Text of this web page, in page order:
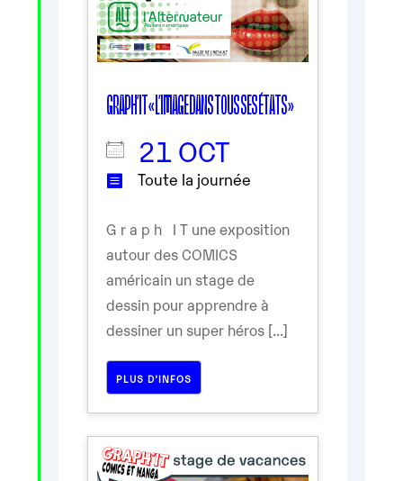
GRAPH’IT « L’IMAGE DANS TOUS SES ÉTATS »
21 OCT
Toute la journée
G r a p h I T une exposition
autour des COMICS
américain un stage de
dessin pour apprendre à
dessiner un super héros [...]
PLUS D’INFOS